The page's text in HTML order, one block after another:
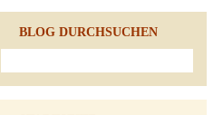
BLOG DURCHSUCHEN